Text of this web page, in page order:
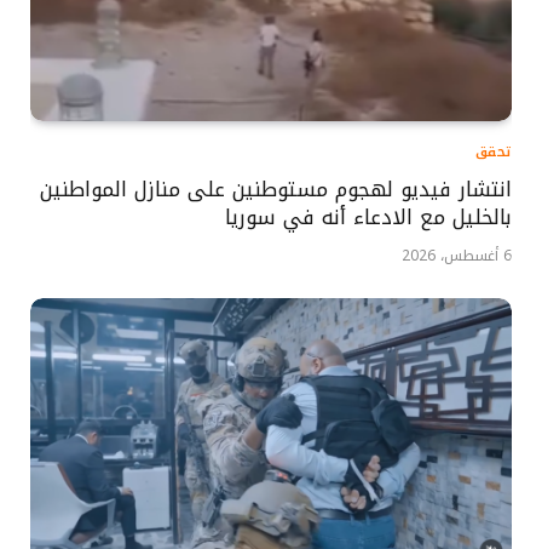
تحقق
انتشار فيديو لهجوم مستوطنين على منازل المواطنين
بالخليل مع الادعاء أنه في سوريا
6 أغسطس، 2026